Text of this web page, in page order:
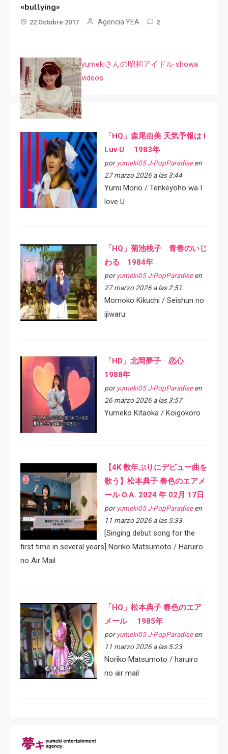
«bullying»
22 Octubre 2017 Agencia YEA 2
yumekiさんの昭和アイドル showa
videos
「HQ」森尾由美 天気予報は I
Luv U 1983年
por yumeki05 J-PopParadiseen
27 marzo 2026 a las 3:44
Yumi Morio / Tenkeyoho wa I
love U
「HQ」菊池桃子 青春のいじ
わる 1984年
por yumeki05 J-PopParadiseen
27 marzo 2026 a las 2:51
Momoko Kikuchi / Seishun no
ijiwaru
「HD」北岡夢子 恋心
1988年
por yumeki05 J-PopParadiseen
26 marzo 2026 a las 3:57
Yumeko Kitaoka / Koigokoro
【4K 数年ぶりにデビュー曲を
歌う】松本典子 春色のエアメ
ール O.A. 2024 年 02月 17日
por yumeki05 J-PopParadiseen
11 marzo 2026 a las 5:33
[Singing debut song for the
first time in several years] Noriko Matsumoto / Haruiro
no Air Mail
「HQ」松本典子 春色のエア
メール 1985年
por yumeki05 J-PopParadiseen
11 marzo 2026 a las 5:23
Noriko Matsumoto / haruiro
no air mail